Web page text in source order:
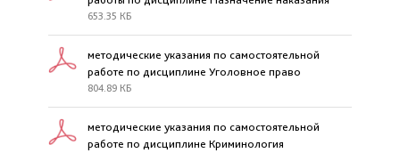
653.35 КБ
методические указания по самостоятельной
работе по дисциплине Уголовное право
804.89 КБ
методические указания по самостоятельной
работе по дисциплине Криминология